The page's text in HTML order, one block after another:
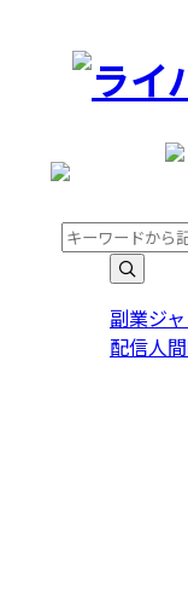
副業ジ
配信人